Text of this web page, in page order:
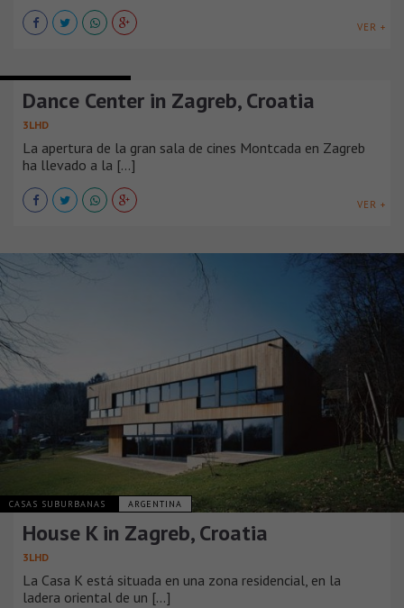
VER +
Dance Center in Zagreb, Croatia
3LHD
La apertura de la gran sala de cines Montcada en Zagreb
ha llevado a la [...]
VER +
CASAS SUBURBANAS ARGENTINA
House K in Zagreb, Croatia
3LHD
La Casa K está situada en una zona residencial, en la
ladera oriental de un [...]